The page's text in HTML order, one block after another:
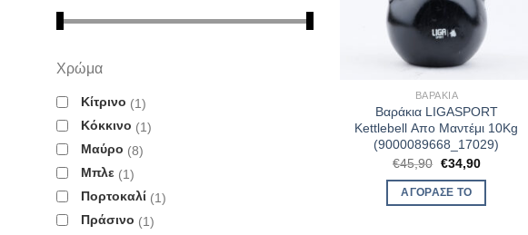
Χρώμα
Κίτρινο
1
Κόκκινο
1
Μαύρο
8
Μπλε
1
Πορτοκαλί
1
Πράσινο
1
ΒΑΡΆΚΙΑ
Βαράκια LIGASPORT
Kettlebell Απο Μαντέμι 10Kg
(9000089668_17029)
€45,90 Original
was:
€45,90.
€34,90Η
ΑΓΌΡΑΣΈ ΤΟ